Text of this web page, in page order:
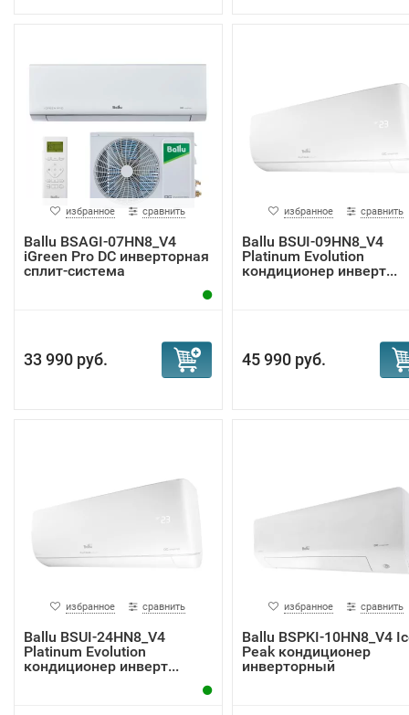
избранное сравнить
Ballu BSAGI-07HN8_V4
iGreen Pro DC инверторная
сплит-система
33 990 руб.
избранное сравнить
Ballu BSUI-09HN8_V4
Platinum Evolution
кондиционер инверт...
45 990 руб.
избранное сравнить
Ballu BSUI-24HN8_V4
Platinum Evolution
кондиционер инверт...
избранное сравнить
Ballu BSPKI-10HN8_V4
Peak кондиционер
инверторный